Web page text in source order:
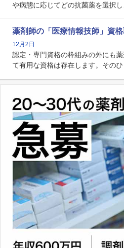
や病態に応じてどの抗菌薬を選択し
る薬剤師です。現在、感染防止対
基準に専任の薬剤師配置が挙げら
後は感染症領域で薬剤師に、より多
求められる可能性もあります。
薬剤師の「医療情報技師」資
12月2日
認定・専門資格の枠組みの外にも
て有用な資格は存在します。そのひ
査データ、投薬歴など非常に多岐
データを利活用し、またシステム管
とは、病院薬剤師を中心に大きな
す。